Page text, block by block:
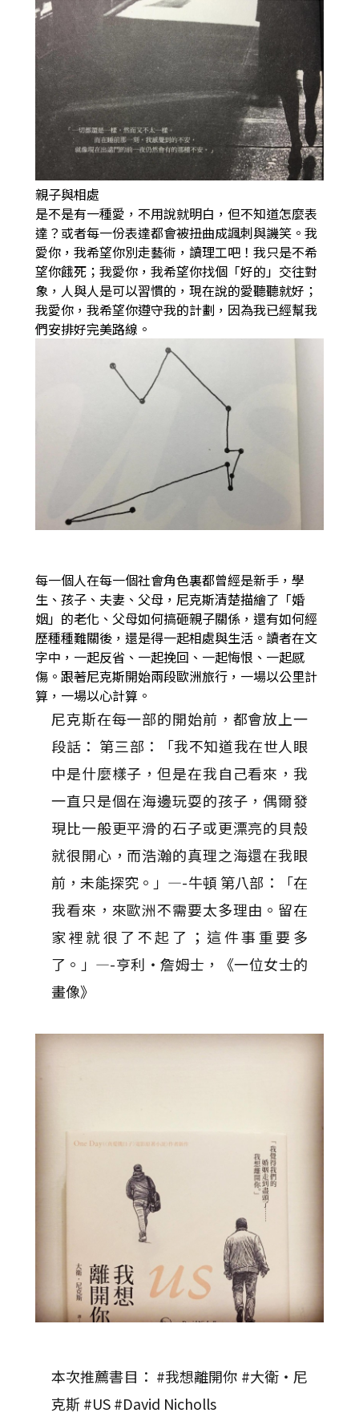
親子與相處
是不是有一種愛，不用說就明白，但不知道怎麼表
達？或者每一份表達都會被扭曲成諷刺與譏笑。我
愛你，我希望你別走藝術，讀理工吧！我只是不希
望你餓死；我愛你，我希望你找個「好的」交往對
象，人與人是可以習慣的，現在說的愛聽聽就好；
我愛你，我希望你遵守我的計劃，因為我已經幫我
們安排好完美路線。
每一個人在每一個社會角色裏都曾經是新手，學
生、孩子、夫妻、父母，尼克斯清楚描繪了「婚
姻」的老化、父母如何搞砸親子關係，還有如何經
歷種種難關後，還是得一起相處與生活。讀者在文
字中，一起反省、一起挽回、一起悔恨、一起感
傷。跟著尼克斯開始兩段歐洲旅行，一場以公里計
算，一場以心計算。
尼克斯在每一部的開始前，都會放上一
段話： 第三部：「我不知道我在世人眼
中是什麼樣子，但是在我自己看來，我
一直只是個在海邊玩耍的孩子，偶爾發
現比一般更平滑的石子或更漂亮的貝殼
就很開心，而浩瀚的真理之海還在我眼
前，未能探究。」—-牛頓 第八部：「在
我看來，來歐洲不需要太多理由。留在
家裡就很了不起了；這件事重要多
了。」—-亨利・詹姆士，《一位女士的
畫像》
本次推薦書目： #我想離開你 #大衛・尼
克斯 #US #David Nicholls